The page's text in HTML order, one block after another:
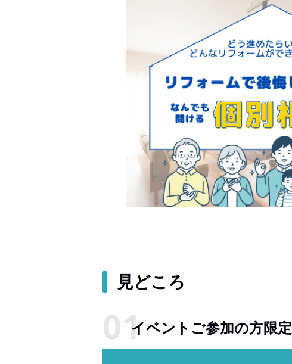
見どころ
イベントご参加の方限定